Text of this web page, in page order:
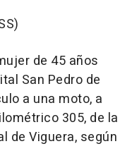
de 45 años
San Pedro de
a una moto, a
305, de la
de Viguera, según